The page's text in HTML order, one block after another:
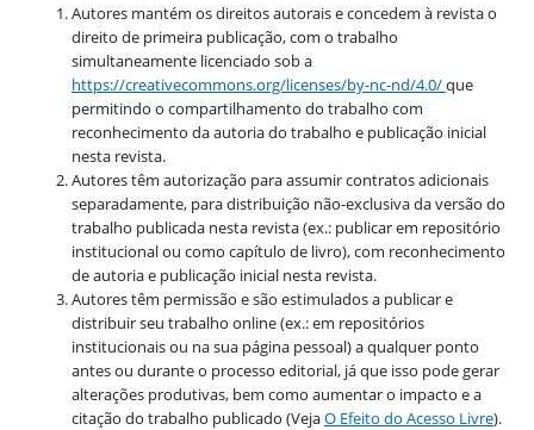
Autores mantém os direitos autorais e concedem à revista o
direito de primeira publicação, com o trabalho
simultaneamente licenciado sob a
https://creativecommons.org/licenses/by-nc-nd/4.0/que
permitindo o compartilhamento do trabalho com
reconhecimento da autoria do trabalho e publicação inicial
nesta revista.
Autores têm autorização para assumir contratos adicionais
separadamente, para distribuição não-exclusiva da versão do
trabalho publicada nesta revista (ex.: publicar em repositório
institucional ou como capítulo de livro), com reconhecimento
de autoria e publicação inicial nesta revista.
Autores têm permissão e são estimulados a publicar e
distribuir seu trabalho online (ex.: em repositórios
institucionais ou na sua página pessoal) a qualquer ponto
antes ou durante o processo editorial, já que isso pode gerar
alterações produtivas, bem como aumentar o impacto e a
citação do trabalho publicado (VejaO Efeito do Acesso Livre).